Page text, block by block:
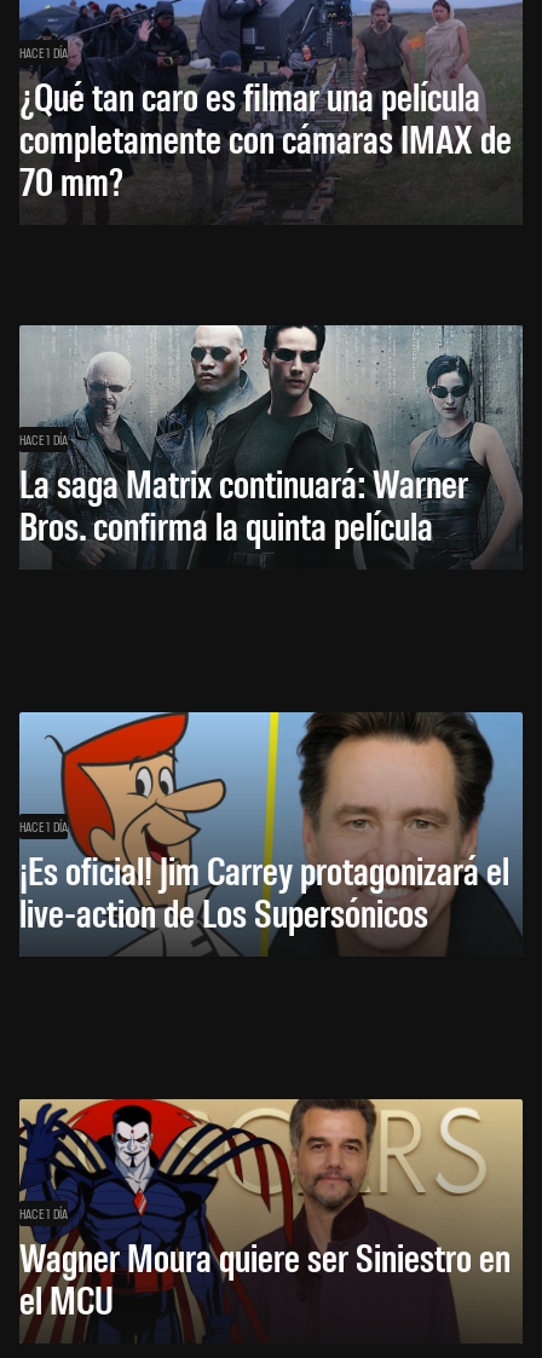
HACE 1 DÍA
¿Qué tan caro es filmar una película
completamente con cámaras IMAX de
70 mm?
HACE 1 DÍA
La saga Matrix continuará: Warner
Bros. confirma la quinta película
HACE 1 DÍA
¡Es oficial! Jim Carrey protagonizará el
live-action de Los Supersónicos
HACE 1 DÍA
Wagner Moura quiere ser Siniestro en
el MCU